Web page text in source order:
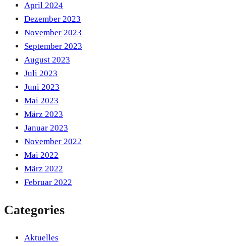
April 2024
Dezember 2023
November 2023
September 2023
August 2023
Juli 2023
Juni 2023
Mai 2023
März 2023
Januar 2023
November 2022
Mai 2022
März 2022
Februar 2022
Categories
Aktuelles